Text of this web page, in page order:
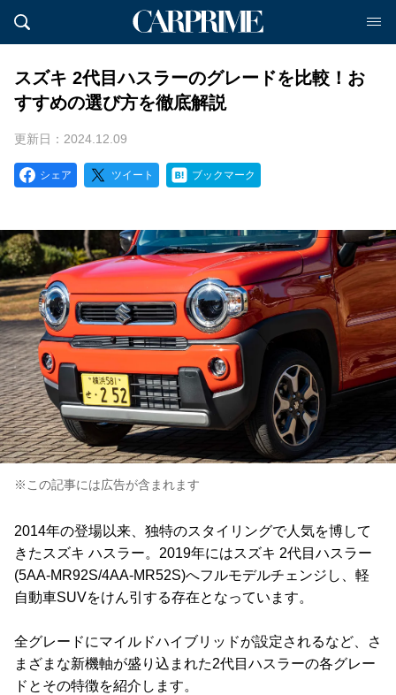
スズキ 2代目ハスラーのグレードを比較！お
すすめの選び方を徹底解説
更新日：2024.12.09
シェア ツイート ブックマーク
※この記事には広告が含まれます
2014年の登場以来、独特のスタイリングで人気を博して
きたスズキ ハスラー。2019年にはスズキ 2代目ハスラー
(5AA-MR92S/4AA-MR52S)へフルモデルチェンジし、軽
自動車SUVをけん引する存在となっています。
全グレードにマイルドハイブリッドが設定されるなど、さ
まざまな新機軸が盛り込まれた2代目ハスラーの各グレー
ドとその特徴を紹介します。